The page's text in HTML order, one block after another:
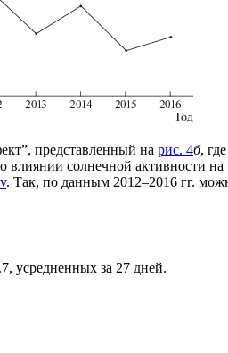
представленный на рис. 4б,
влиянии солнечной активности
. Так, по данным 2012–2016 гг.
усредненных за 27 дней.